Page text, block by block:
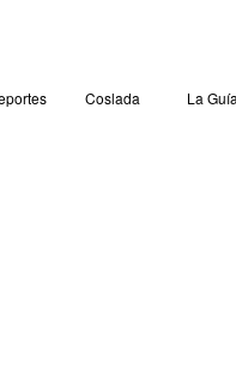
Coslada La Guía